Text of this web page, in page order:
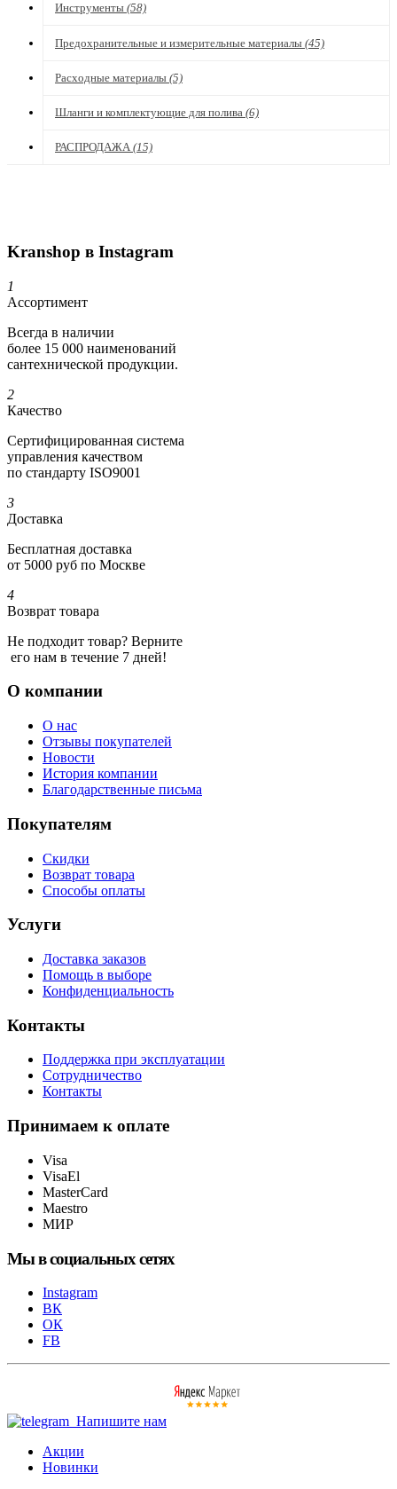
Инструменты (58)
Предохранительные и измерительные материалы (45)
Расходные материалы (5)
Шланги и комплектующие для полива (6)
РАСПРОДАЖА (15)
Kranshop в Instagram
1
Ассортимент
Всегда в наличии
более 15 000 наименований
сантехнической продукции.
2
Качество
Сертифициро­ванная система
управления качеством
по стандарту ISO9001
3
Доставка
Бесплатная доставка
от 5000 руб по Москве
4
Возврат товара
Не подходит товар? Верните
его нам в течение 7 дней!
О компании
О нас
Отзывы покупателей
Новости
История компании
Благодарственные письма
Покупателям
Скидки
Возврат товара
Способы оплаты
Услуги
Доставка заказов
Помощь в выборе
Конфиденциальность
Контакты
Поддержка при эксплуатации
Сотрудничество
Контакты
Принимаем к оплате
Visa
VisaEl
MasterCard
Maestro
МИР
Мы в социальных сетях
Instagram
ВК
ОК
FB
Напишите нам
Акции
Новинки